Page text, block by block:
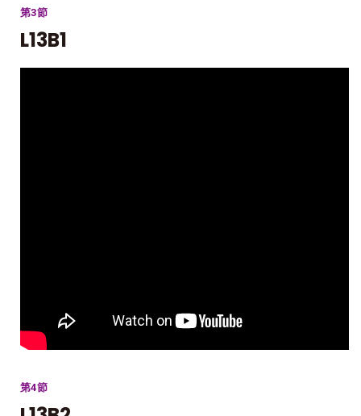
第3節
L13B1
第4節